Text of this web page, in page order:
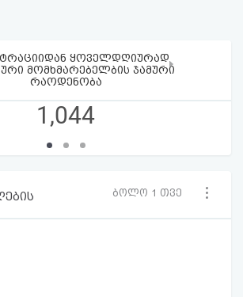
ყოველდღიურად
მომხმარებელბის ჯამური
რაოდენობა
1,044
›
ბოლო 1 თვე